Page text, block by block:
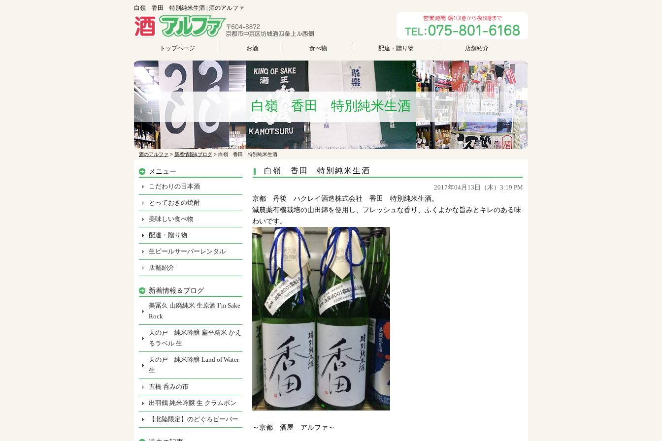
白嶺 香田 特別純米生酒 | 酒のアルファ
トップページ お酒 食べ物 配達・贈り物 店舗紹介
白嶺 香田 特別純米生酒
酒のアルファ > 新着情報&ブログ > 白嶺 香田 特別純米生酒
白嶺 香田 特別純米生酒
2017年04月13日（木）3:19 PM
京都 丹後 ハクレイ酒造株式会社 香田 特別純米生酒。
減農薬有機栽培の山田錦を使用し、フレッシュな香り、ふくよかな旨みとキレのある味
わいです。
～京都 酒屋 アルファ～
メニュー
こだわりの日本酒
とっておきの焼酎
美味しい食べ物
配達・贈り物
生ビールサーバーレンタル
店舗紹介
新着情報＆ブログ
美冨久 山廃純米 生原酒 I’m Sake
Rock
天の戸 純米吟醸 扁平精米 かえ
るラベル 生
天の戸 純米吟醸 Land of Water
生
五橋 呑みの市
出羽鶴 純米吟醸 生 クラムボン
【北陸限定】のどぐろビーバー